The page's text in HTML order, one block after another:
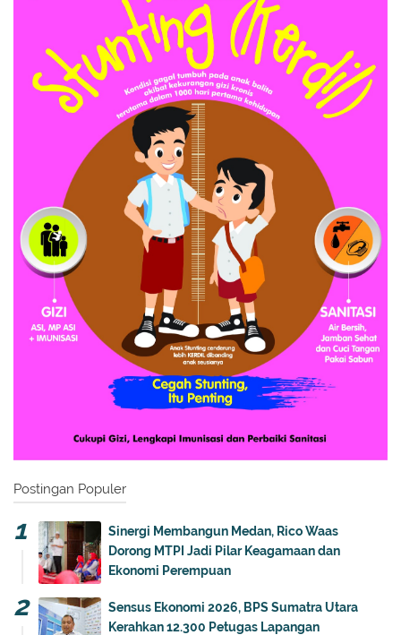
Postingan Populer
Sinergi Membangun Medan, Rico Waas
Dorong MTPI Jadi Pilar Keagamaan dan
Ekonomi Perempuan
Sensus Ekonomi 2026, BPS Sumatra Utara
Kerahkan 12.300 Petugas Lapangan